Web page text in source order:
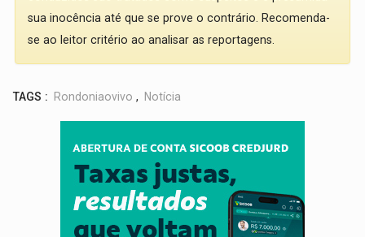
sua inocência até que se prove o contrário. Recomenda-
se ao leitor critério ao analisar as reportagens.
TAGS : Rondoniaovivo , Notícia